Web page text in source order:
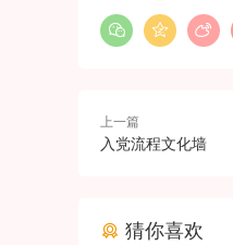
上一篇
入党流程文化墙
猜你喜欢